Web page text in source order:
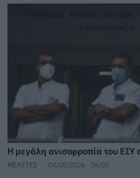
Η μεγάλη ανισορροπία του ΕΣΥ
ΜΕΛΈΤΕΣ 04/08/2026 - 06:00